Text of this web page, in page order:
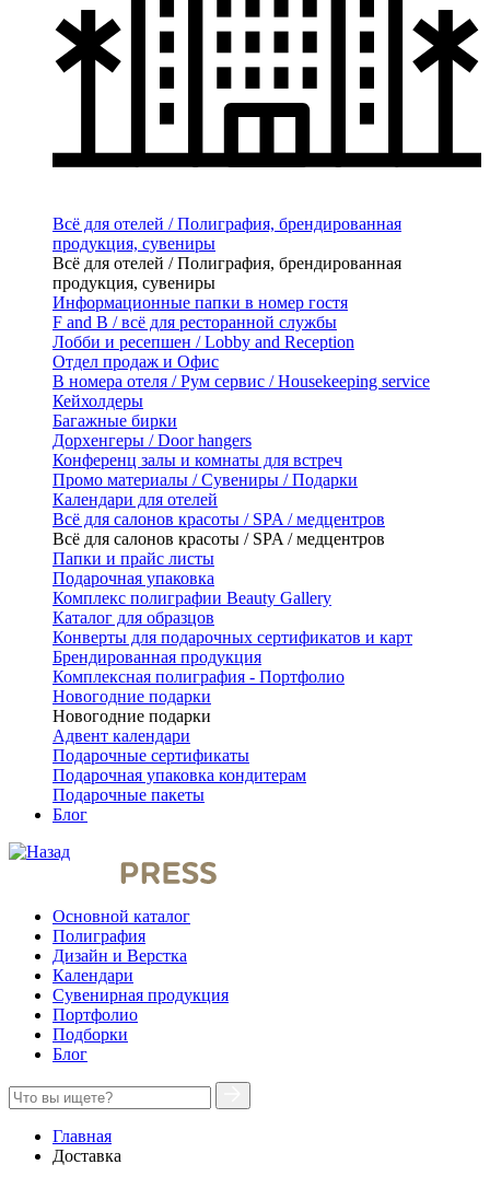
Всё для отелей / Полиграфия, брендированная
продукция, сувениры
Всё для отелей / Полиграфия, брендированная
продукция, сувениры
Информационные папки в номер гостя
F and B / всё для ресторанной службы
Лобби и ресепшен / Lobby and Reception
Отдел продаж и Офис
В номера отеля / Рум сервис / Housekeeping service
Кейхолдеры
Багажные бирки
Дорхенгеры / Door hangers
Конференц залы и комнаты для встреч
Промо материалы / Сувениры / Подарки
Календари для отелей
Всё для салонов красоты / SPA / медцентров
Всё для салонов красоты / SPA / медцентров
Папки и прайс листы
Подарочная упаковка
Комплекс полиграфии Beauty Gallery
Каталог для образцов
Конверты для подарочных сертификатов и карт
Брендированная продукция
Комплексная полиграфия - Портфолио
Новогодние подарки
Новогодние подарки
Адвент календари
Подарочные сертификаты
Подарочная упаковка кондитерам
Подарочные пакеты
Блог
Основной каталог
Полиграфия
Дизайн и Верстка
Календари
Сувенирная продукция
Портфолио
Подборки
Блог
Главная
Доставка